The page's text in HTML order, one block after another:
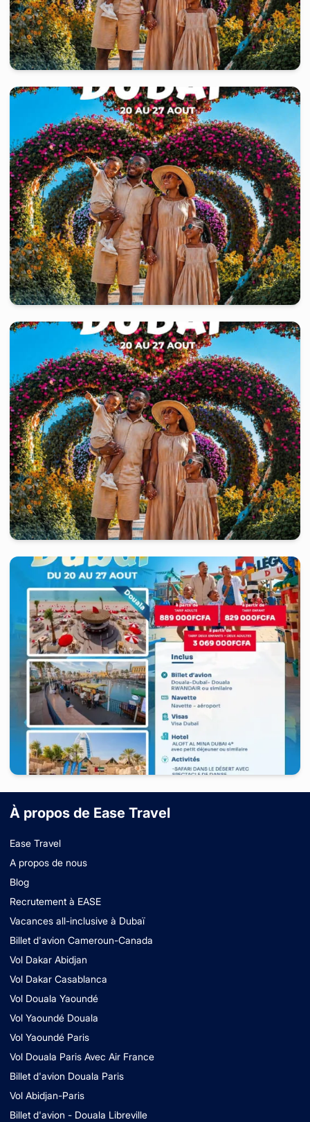
United Arab Emirates -Dubaï
à partir de
979 000 FCFA
United Arab Emirates -Dubaï
à partir de
948 998 FCFA
United Arab Emirates -Dubaï
8 jours à partir de
929 000 FCFA
7 jours à partir de
3 069 000
À propos de Ease Travel
Ease Travel
A propos de nous
Blog
Recrutement à EASE
Vacances all-inclusive à Dubaï
Billet d'avion Cameroun-Canada
Vol Dakar Abidjan
Vol Dakar Casablanca
Vol Douala Yaoundé
Vol Yaoundé Douala
Vol Yaoundé Paris
Vol Douala Paris Avec Air France
Billet d'avion Douala Paris
Vol Abidjan-Paris
Billet d'avion - Douala Libreville